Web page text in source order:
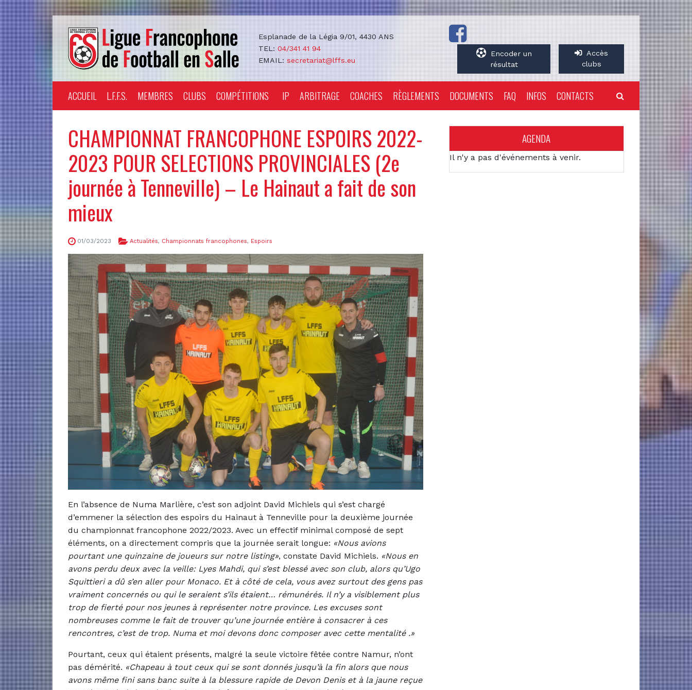
Esplanade de la Légia 9/01, 4430 ANS
TEL: 04/341 41 94
EMAIL: secretariat@lffs.eu
Encoder un
résultat
Accès
clubs
ACCUEIL L.F.F.S. MEMBRES CLUBS COMPÉTITIONS IP ARBITRAGE COACHES RÈGLEMENTS DOCUMENTS FAQ INFOS CONTACTS
CHAMPIONNAT FRANCOPHONE ESPOIRS 2022-
2023 POUR SELECTIONS PROVINCIALES (2e
journée à Tenneville) – Le Hainaut a fait de son
mieux
01/03/2023 Actualités, Championnats francophones, Espoirs
En l’absence de Numa Marlière, c’est son adjoint David Michiels qui s’est chargé
d’emmener la sélection des espoirs du Hainaut à Tenneville pour la deuxième journée
du championnat francophone 2022/2023. Avec un effectif minimal composé de sept
éléments, on a directement compris que la journée serait longue: «Nous avions
pourtant une quinzaine de joueurs sur notre listing», constate David Michiels. «Nous en
avons perdu deux avec la veille: Lyes Mahdi, qui s’est blessé avec son club, alors qu’Ugo
Squittieri a dû s’en aller pour Monaco. Et à côté de cela, vous avez surtout des gens pas
vraiment concernés ou qui le seraient s’ils étaient… rémunérés. Il n’y a visiblement plus
trop de fierté pour nos jeunes à représenter notre province. Les excuses sont
nombreuses comme le fait de trouver qu’une journée entière à consacrer à ces
rencontres, c’est de trop. Numa et moi devons donc composer avec cette mentalité .»
Pourtant, ceux qui étaient présents, malgré la seule victoire fêtée contre Namur, n’ont
pas démérité. «Chapeau à tout ceux qui se sont donnés jusqu’à la fin alors que nous
avons même fini sans banc suite à la blessure rapide de Devon Denis et à la jaune reçue
AGENDA
Il n'y a pas d'événements à venir.